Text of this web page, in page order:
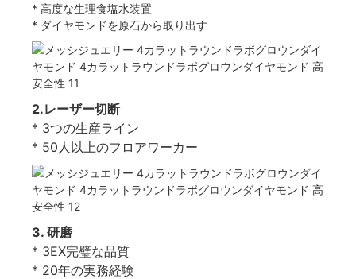
* 高度な生理食塩水装置
* ダイヤモンドを原石から取り出す
2.レーザー切断
* 3つの生産ライン
* 50人以上のフロアワーカー
3. 研磨
* 3EX完璧な品質
* 20年の実務経験